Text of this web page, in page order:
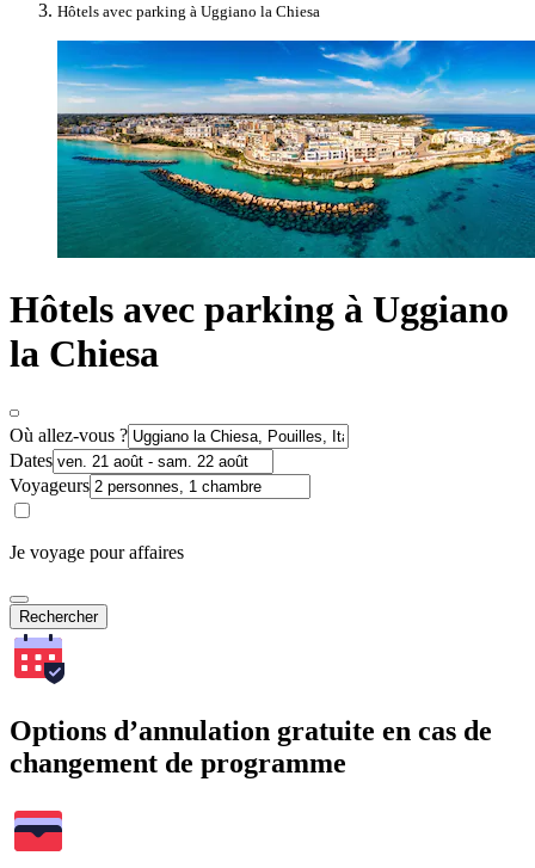
Hôtels avec parking à Uggiano la Chiesa
Hôtels avec parking à Uggiano
la Chiesa
Où allez-vous ?
Dates
Voyageurs
Je voyage pour affaires
Rechercher
Options d’annulation gratuite en cas de
changement de programme